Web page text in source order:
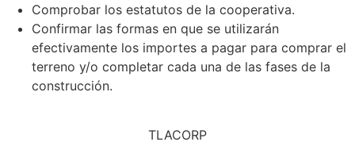
Comprobar los estatutos de la cooperativa.
Confirmar las formas en que se utilizarán
efectivamente los importes a pagar para comprar el
terreno y/o completar cada una de las fases de la
construcción.
TLACORP